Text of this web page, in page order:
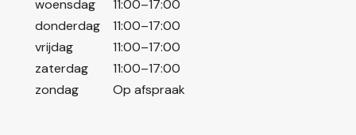
woensdag
11:00–17:00
donderdag
11:00–17:00
vrijdag
11:00–17:00
zaterdag
11:00–17:00
zondag
Op afspraak